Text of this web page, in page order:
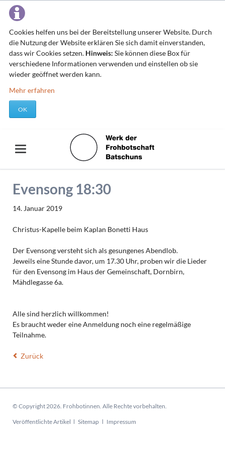
Cookies helfen uns bei der Bereitstellung unserer Website. Durch
die Nutzung der Website erklären Sie sich damit einverstanden,
dass wir Cookies setzen. Hinweis: Sie können diese Box für
verschiedene Informationen verwenden und einstellen ob sie
wieder geöffnet werden kann.
Mehr erfahren
OK
Evensong 18:30
14. Januar 2019
Christus-Kapelle beim Kaplan Bonetti Haus
Der Evensong versteht sich als gesungenes Abendlob.
Jeweils eine Stunde davor, um 17.30 Uhr, proben wir die Lieder
für den Evensong im Haus der Gemeinschaft, Dornbirn,
Mähdlegasse 6a.
Alle sind herzlich willkommen!
Es braucht weder eine Anmeldung noch eine regelmäßige
Teilnahme.
Zurück
© Copyright 2026. Frohbotinnen. Alle Rechte vorbehalten.
Navigation
Veröffentlichte Artikel Sitemap Impressum